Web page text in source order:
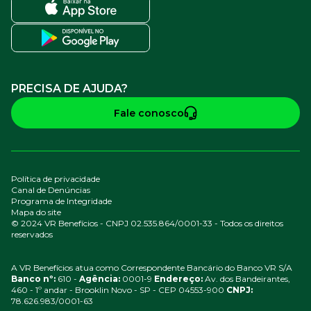
PRECISA DE AJUDA?
Fale conosco
© 2024 VR Benefícios - CNPJ 02.535.864/0001-33 - Todos os direitos
reservados
Política de privacidade
Canal de Denúncias
Programa de Integridade
Mapa do site
A VR Benefícios atua como Correspondente Bancário do Banco VR S/A
Banco nº: 610 - Agência: 0001-9 Endereço: Av. dos Bandeirantes,
460 - 1º andar - Brooklin Novo - SP - CEP 04553-900 CNPJ:
78.626.983/0001-63